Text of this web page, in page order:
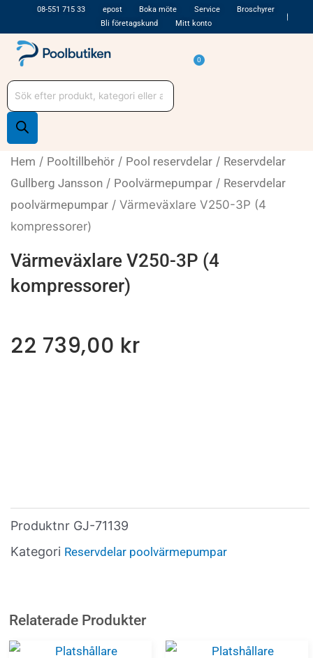
till
innehåll
08-551 715 33 epost Boka möte Service
Broschyrer
Bli företagskund
Mitt konto
0
Varukorg
Produktsökning
Hem / Pooltillbehör / Pool reservdelar / Reservdelar
Gullberg Jansson / Poolvärmepumpar / Reservdelar
poolvärmepumpar / Värmeväxlare V250-3P (4
kompressorer)
Värmeväxlare V250-3P (4
kompressorer)
22 739,00 kr
Produktnr GJ-71139
Kategori Reservdelar poolvärmepumpar
Relaterade Produkter